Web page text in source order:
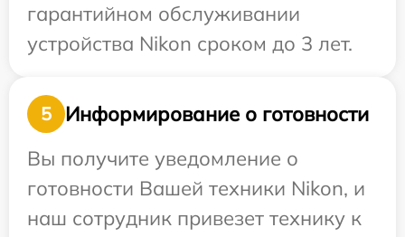
гарантийном обслуживании
устройства Nikon сроком до 3 лет.
5
Информирование о готовности
Вы получите уведомление о
готовности Вашей техники Nikon, и
наш сотрудник привезет технику к